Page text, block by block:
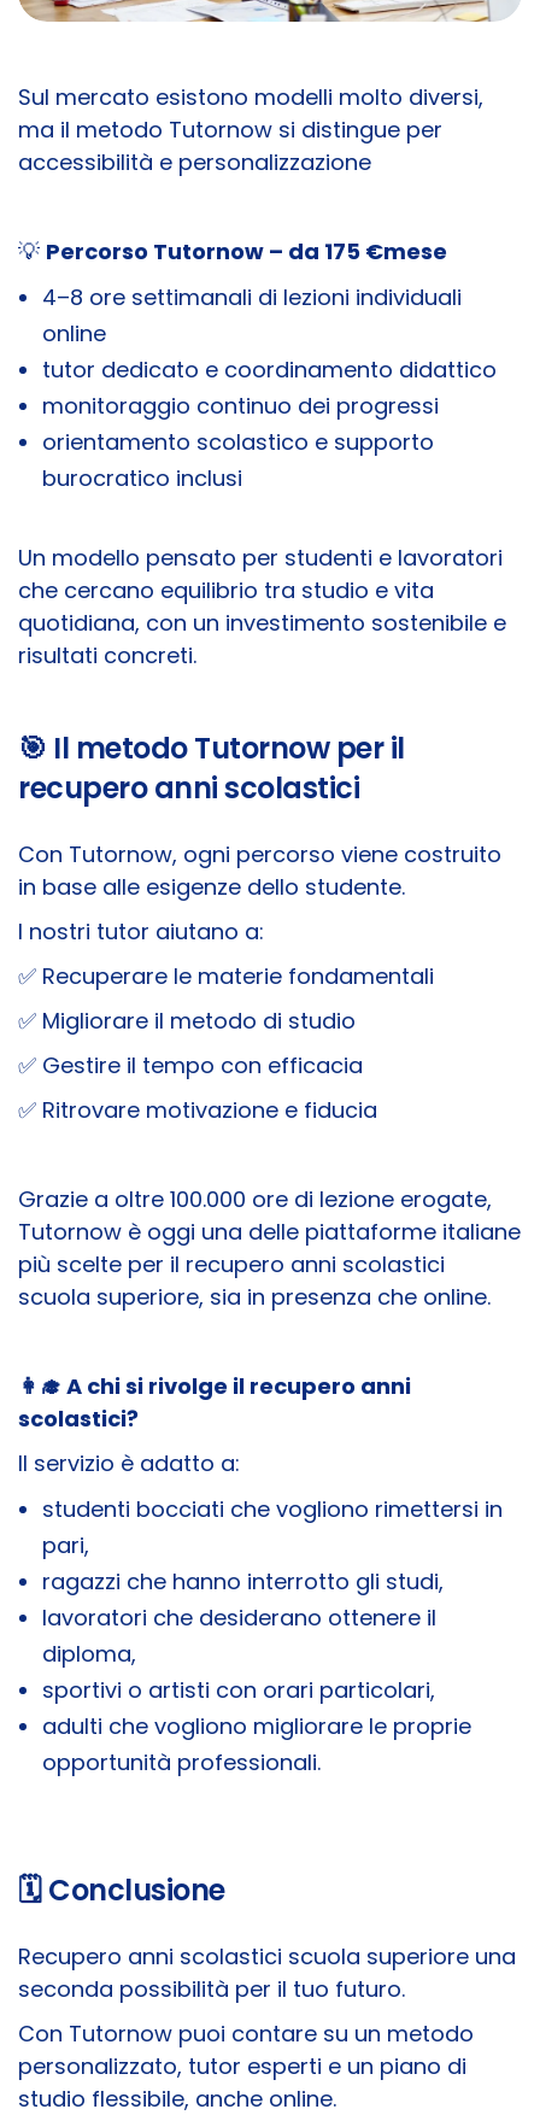
Sul mercato esistono modelli molto diversi,
ma il metodo Tutornow si distingue per
accessibilità e personalizzazione
💡 Percorso Tutornow – da 175 €mese
4–8 ore settimanali di lezioni individuali
online
tutor dedicato e coordinamento didattico
monitoraggio continuo dei progressi
orientamento scolastico e supporto
burocratico inclusi
Un modello pensato per studenti e lavoratori
che cercano equilibrio tra studio e vita
quotidiana, con un investimento sostenibile e
risultati concreti.
🎯 Il metodo Tutornow per il
recupero anni scolastici
Con Tutornow, ogni percorso viene costruito
in base alle esigenze dello studente.
I nostri tutor aiutano a:
✅ Recuperare le materie fondamentali
✅ Migliorare il metodo di studio
✅ Gestire il tempo con efficacia
✅ Ritrovare motivazione e fiducia
Grazie a oltre 100.000 ore di lezione erogate,
Tutornow è oggi una delle piattaforme italiane
più scelte per il recupero anni scolastici
scuola superiore, sia in presenza che online.
👩‍🎓 A chi si rivolge il recupero anni
scolastici?
Il servizio è adatto a:
studenti bocciati che vogliono rimettersi in
pari,
ragazzi che hanno interrotto gli studi,
lavoratori che desiderano ottenere il
diploma,
sportivi o artisti con orari particolari,
adulti che vogliono migliorare le proprie
opportunità professionali.
🗓️ Conclusione
Recupero anni scolastici scuola superiore una
seconda possibilità per il tuo futuro.
Con Tutornow puoi contare su un metodo
personalizzato, tutor esperti e un piano di
studio flessibile, anche online.